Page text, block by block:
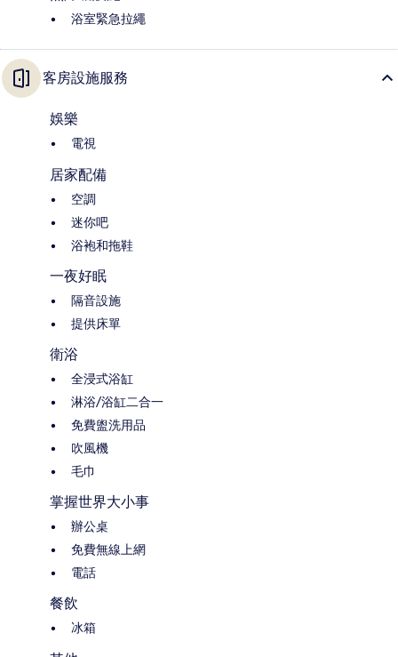
浴室緊急拉繩
客房設施服務
娛樂
電視
居家配備
空調
迷你吧
浴袍和拖鞋
一夜好眠
隔音設施
提供床單
衛浴
全浸式浴缸
淋浴/浴缸二合一
免費盥洗用品
吹風機
毛巾
掌握世界大小事
辦公桌
免費無線上網
電話
餐飲
冰箱